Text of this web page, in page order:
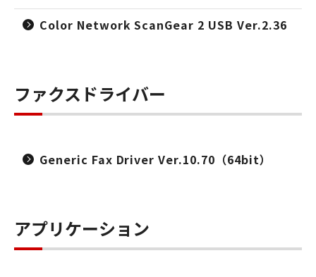
Color Network ScanGear 2 USB Ver.2.36
ファクスドライバー
Generic Fax Driver Ver.10.70（64bit）
アプリケーション